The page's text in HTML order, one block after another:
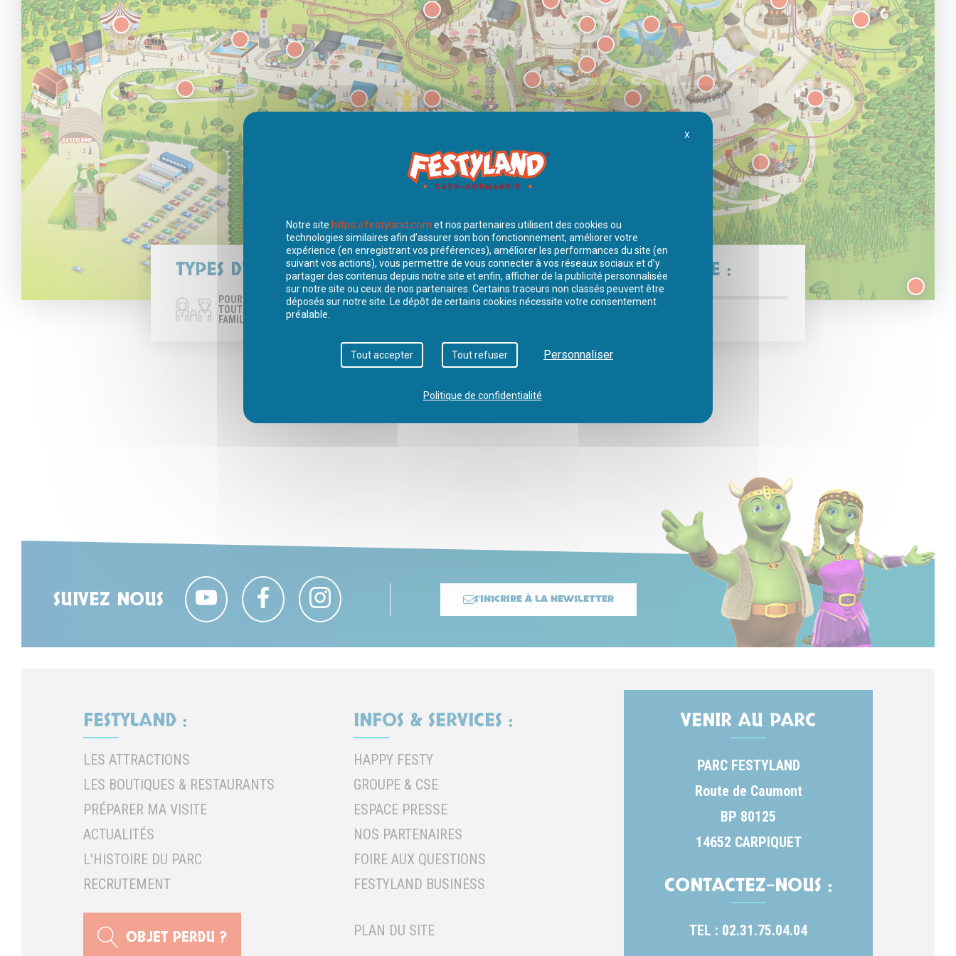
TYPES D'ATTRACTIONS :
POUR
TOUTE LA
FAMILLE
SENSATIONS
FORTES
POUR LES
TAILLES À PARTIR DE :
SUIVEZ NOUS S'INSCRIRE À LA NEWSLETTER
FESTYLAND :
LES ATTRACTIONS
LES BOUTIQUES & RESTAURANTS
PRÉPARER MA VISITE
ACTUALITÉS
L'HISTOIRE DU PARC
RECRUTEMENT
OBJET PERDU ?
INFOS & SERVICES :
HAPPY FESTY
GROUPE & CSE
ESPACE PRESSE
NOS PARTENAIRES
FOIRE AUX QUESTIONS
FESTYLAND BUSINESS
PLAN DU SITE
VENIR AU PARC
PARC FESTYLAND
Route de Caumont
BP 80125
14652 CARPIQUET
CONTACTEZ-NOUS :
TEL : 02.31.75.04.04
Notre site https://festyland.com et nos partenaires utilisent des cookies ou
technologies similaires afin d’assurer son bon fonctionnement, améliorer votre
expérience (en enregistrant vos préférences), améliorer les performances du site (en
suivant vos actions), vous permettre de vous connecter à vos réseaux sociaux et d’y
partager des contenus depuis notre site et enfin, afficher de la publicité personnalisée
sur notre site ou ceux de nos partenaires. Certains traceurs non classés peuvent être
déposés sur notre site. Le dépôt de certains cookies nécessite votre consentement
préalable.
Tout accepter Tout refuser Personnaliser
Politique de confidentialité
X Masquer le bandeau des cookies